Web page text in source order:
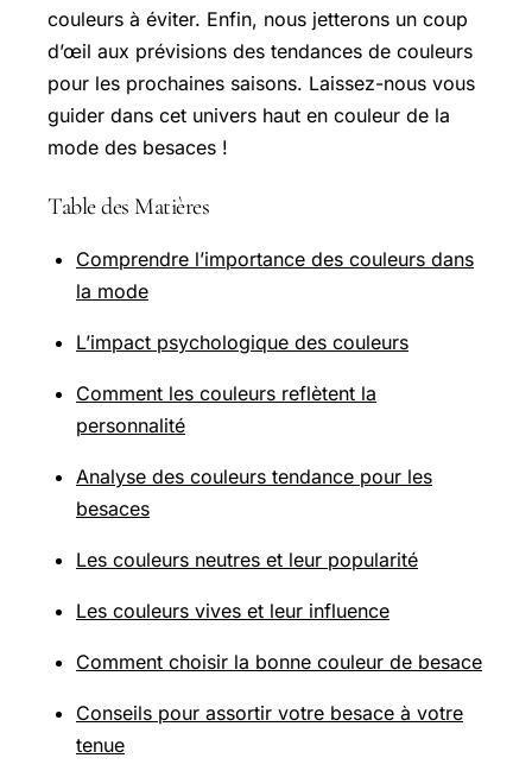
couleurs à éviter. Enfin, nous jetterons un coup
d’œil aux prévisions des tendances de couleurs
pour les prochaines saisons. Laissez-nous vous
guider dans cet univers haut en couleur de la
mode des besaces !
Table des Matières
Comprendre l’importance des couleurs dans
la mode
L’impact psychologique des couleurs
Comment les couleurs reflètent la
personnalité
Analyse des couleurs tendance pour les
besaces
Les couleurs neutres et leur popularité
Les couleurs vives et leur influence
Comment choisir la bonne couleur de besace
Conseils pour assortir votre besace à votre
tenue